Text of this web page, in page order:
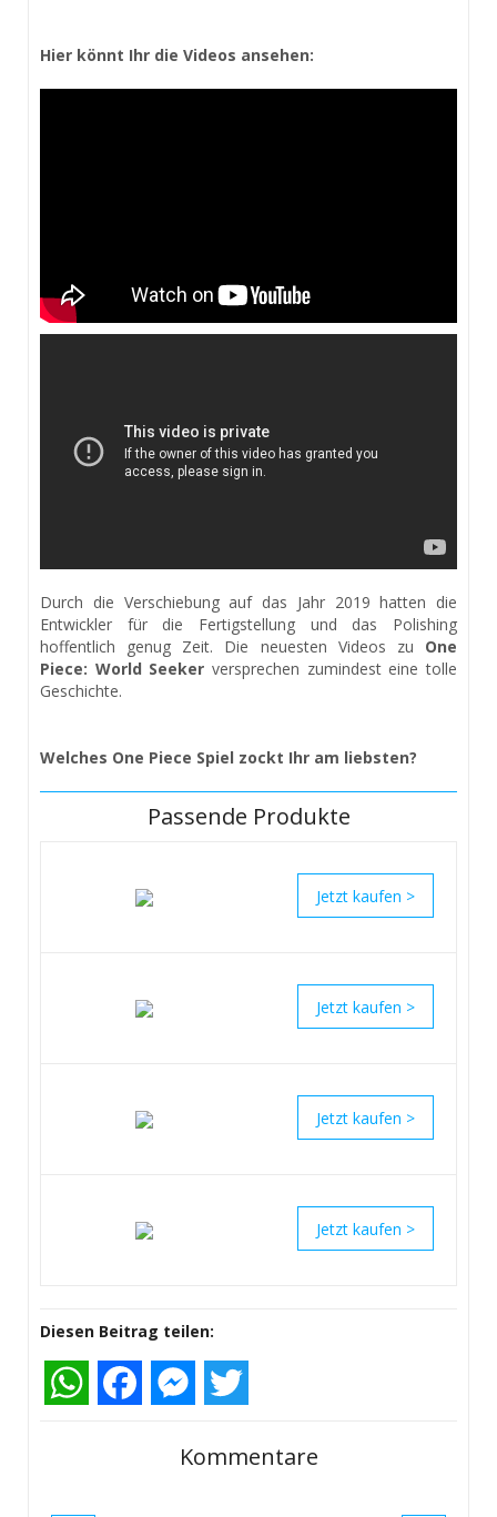
Hier könnt Ihr die Videos ansehen:
Durch die Verschiebung auf das Jahr 2019 hatten die
Entwickler für die Fertigstellung und das Polishing
hoffentlich genug Zeit. Die neuesten Videos zu One
Piece: World Seeker versprechen zumindest eine tolle
Geschichte.
Welches One Piece Spiel zockt Ihr am liebsten?
Passende Produkte
>
>
>
>
Diesen Beitrag teilen:
WhatsAppFacebookMessenger
Kommentare